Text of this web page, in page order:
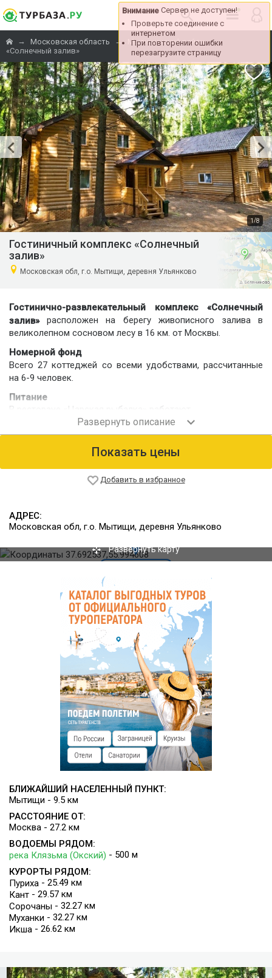
Внимание Сервер не доступен!
Проверьте соединение с
интернетом
При повторении ошибки
перезагрузите страницу
→ Московская область → Мытищинский район →
«Солнечный залив»
1/8
Гостиничный комплекс «Солнечный
залив»
Московская обл, г.о. Мытищи, деревня Ульянково
Гостинично-развлекательный комплекс «Солнечный
залив»расположен на берегу живописного залива в
великолепном сосновом лесу в 16 км. от Москвы.
Номерной фонд
Всего 27 коттеджей со всеми удобствами, рассчитанные
на 6-9 человек.
Питание
В ресторане «Царская рыбалка» работают
профессиональные повара. Меню ресторана - это
разнообразные блюда домашней русской, европейской и
армянской кухни из натуральных продуктов. К услугам
Летнее кафе
​Косметология
Баня/Сауна/Хамам
Зал групповых и индивидуальных занятий
Бассейн
Сенная комната
Спортзал
Салон красоты
Показать цены
Добавить в избранное
АДРЕС:
Московская обл, г.о. Мытищи, деревня Ульянково
Развернуть карту
БЛИЖАЙШИЙ НАСЕЛЕННЫЙ ПУНКТ:
Мытищи - 9.5 км
РАССТОЯНИЕ ОТ:
Москва - 27.2 км
ВОДОЕМЫ РЯДОМ:
река Клязьма (Окский) - 500 м
КУРОРТЫ РЯДОМ:
Пуриха - 25.49 км
Кант - 29.57 км
Сорочаны - 32.27 км
Муханки - 32.27 км
Икша - 26.62 км